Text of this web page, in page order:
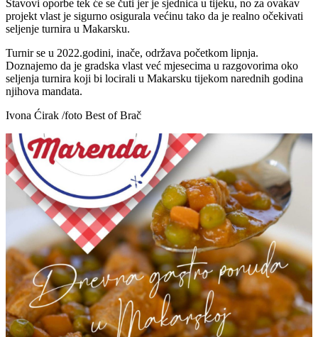
Stavovi oporbe tek će se čuti jer je sjednica u tijeku, no za ovakav
projekt vlast je sigurno osigurala većinu tako da je realno očekivati
seljenje turnira u Makarsku.
Turnir se u 2022.godini, inače, održava početkom lipnja.
Doznajemo da je gradska vlast već mjesecima u razgovorima oko
seljenja turnira koji bi locirali u Makarsku tijekom narednih godina
njihova mandata.
Ivona Ćirak /foto Best of Brač